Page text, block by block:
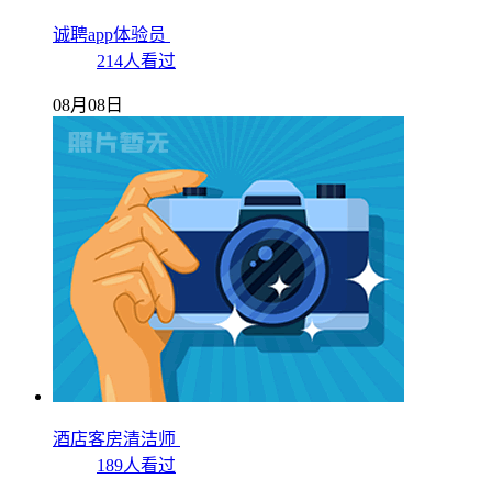
诚聘app体验员
214人看过
08月08日
酒店客房清洁师
189人看过